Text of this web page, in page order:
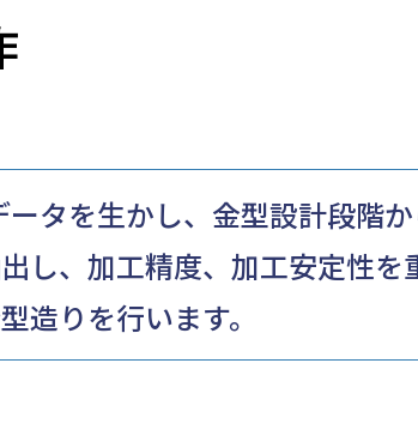
タを⽣かし、⾦型設計段階か
し、加工精度、加工安定性を
造りを⾏います。